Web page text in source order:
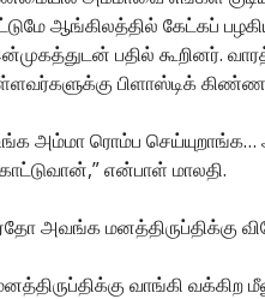
ஆங்கிலத்தில் கேட்கப்
பதில் கூறினர்.
பிளாஸ்டிக்
அம்மா ரொம்ப
என்பாள் மாலதி.
அவங்க மனத்திருப்திக்கு
வாங்கி